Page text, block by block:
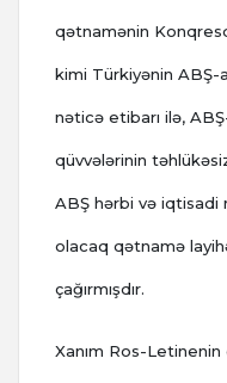
qətnamənin
kimi Türkiyənin ABŞ-
nəticə etibarı ilə,
qüvvələrinin
ABŞ hərbi və iqtisadi
olacaq qətnamə
çağırmışdır.
Xanım Ros-Letinenin